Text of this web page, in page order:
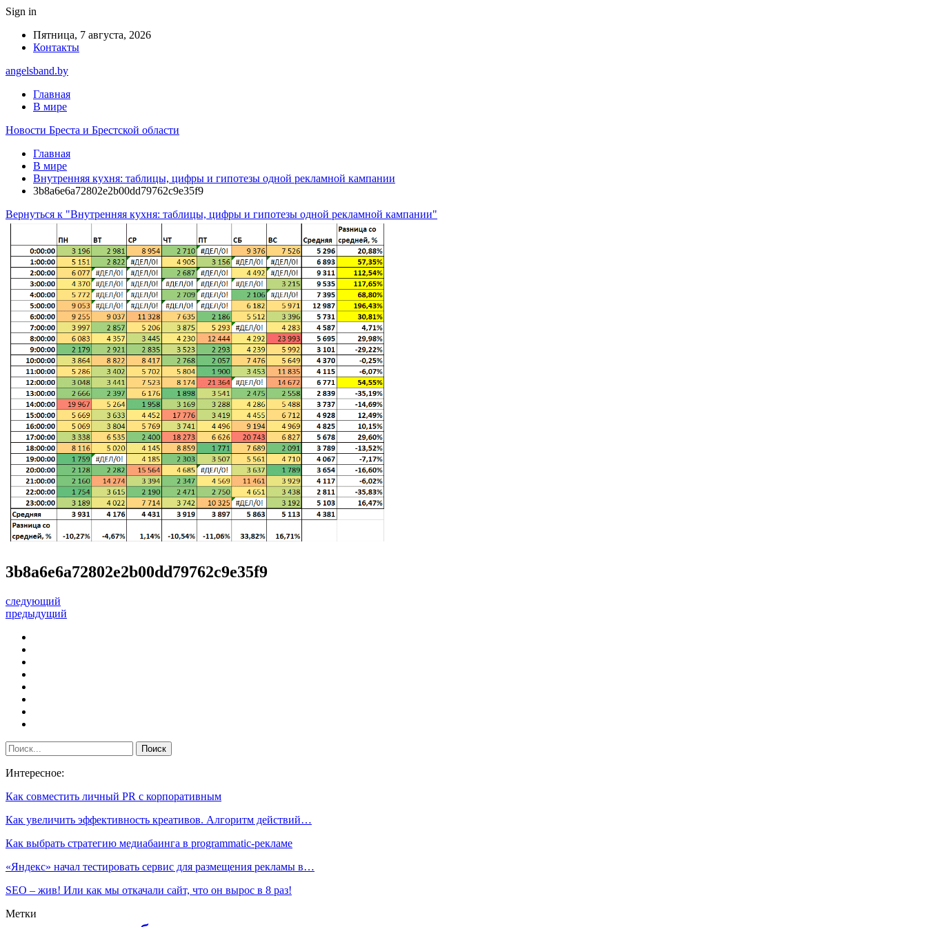
Sign in
Пятница, 7 августа, 2026
Контакты
angelsband.by
Главная
В мире
Новости Бреста и Брестской области
Главная
В мире
Внутренняя кухня: таблицы, цифры и гипотезы одной рекламной кампании
3b8a6e6a72802e2b00dd79762c9e35f9
Вернуться к "Внутренняя кухня: таблицы, цифры и гипотезы одной рекламной кампании"
3b8a6e6a72802e2b00dd79762c9e35f9
следующий
предыдущий
Интересное:
Как совместить личный PR с корпоративным
Как увеличить эффективность креативов. Алгоритм действий…
Как выбрать стратегию медиабаинга в programmatic-рекламе
«Яндекс» начал тестировать сервис для размещения рекламы в…
SEO ‒ жив! Или как мы откачали сайт, что он вырос в 8 раз!
Метки